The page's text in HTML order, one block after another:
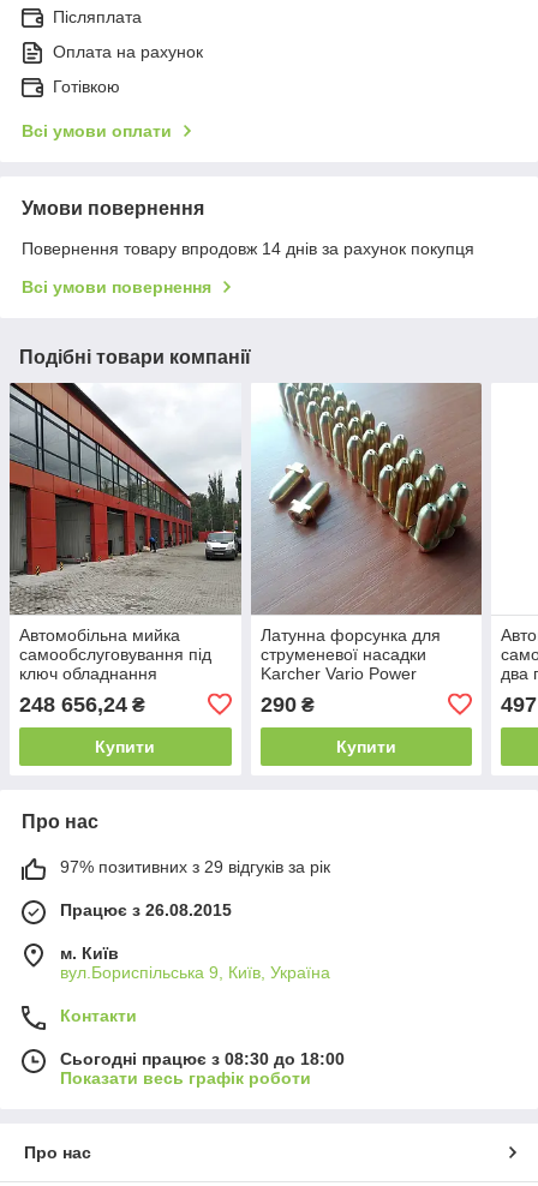
Післяплата
Оплата на рахунок
Готівкою
Всі умови оплати
Умови повернення
Повернення товару впродовж 14 днів за рахунок покупця
Всі умови повернення
Подібні товари компанії
Автомобільна мийка
самообслуговування під
ключ обладнання
248 656,24 ₴
Купити
Латунна форсунка для
струменевої насадки
Karcher Vario Power
290₴
Купити
два
Про нас
97% позитивних з 29 відгуків за рік
Працює з 26.08.2015
м. Київ
вул.Бориспільська 9, Київ, Україна
Контакти
Сьогодні працює з 08:30 до 18:00
Показати весь графік роботи
Про нас